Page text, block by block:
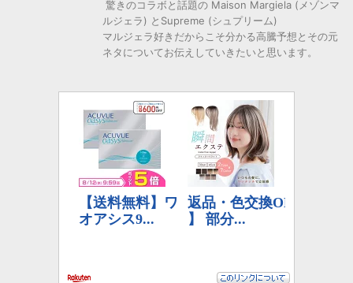
驚きのコラボと話題の Maison Margiela (メゾンマ
ルジェラ) とSupreme (シュプリーム)
マルジェラ好きだからこそ分かる高騰予想とその元
ネタについてお伝えしていきたいと思います。